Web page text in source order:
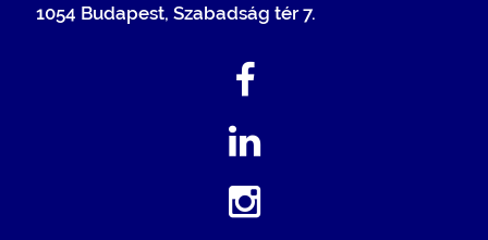
1054 Budapest, Szabadság tér 7.